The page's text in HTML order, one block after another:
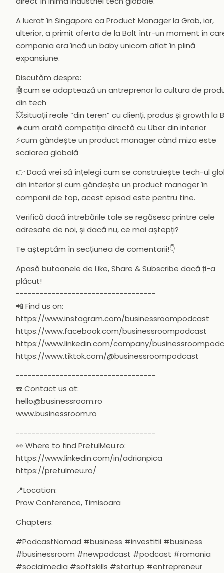
A lucrat în Singapore ca Product Manager la Grab, iar,
ulterior, a primit oferta de la Bolt într-un moment în
compania era încă un baby unicorn aflat în plină
expansiune.
Discutăm despre:
🤖cum se adaptează un antreprenor la cultura de
din tech
💥situații reale “din teren” cu clienți, produs și growth la
🔥cum arată competiția directă cu Uber din interior
⚡cum gândește un product manager când miza este
scalarea globală
👉 Dacă vrei să înțelegi cum se construiește tech-ul
din interior și cum gândește un product manager în
companii de top, acest episod este pentru tine.
Verifică dacă întrebările tale se regăsesc printre cele
adresate de noi, și dacă nu, ce mai aștepți?
Te așteptăm în secțiunea de comentarii!👇
Apasă butoanele de Like, Share & Subscribe dacă ți-a
plăcut!
-----------------------------------
📲 Find us on:
https://www.instagram.com/businessroompodcast
https://www.facebook.com/businessroompodcast
https://www.linkedin.com/company/
https://www.tiktok.com/@businessroompodcast
-----------------------------------
☎️ Contact us at:
hello@businessroom.ro
www.businessroom.ro
-----------------------------------
👀 Where to find PretulMeu.ro:
https://www.linkedin.com/in/adrianpica
https://pretulmeu.ro/
📍Location:
Prow Conference, Timisoara
Chapters:
#PodcastNomad #business #investitii #business
#businessroom #newpodcast #podcast #romania
#socialmedia #softskills #startup #entrepreneur